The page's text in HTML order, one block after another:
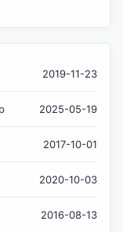
2019-11-23
2025-05-19
2017-10-01
2020-10-03
2016-08-13